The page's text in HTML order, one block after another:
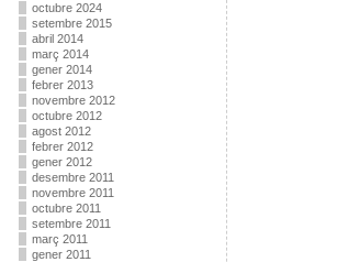
octubre 2024
setembre 2015
abril 2014
març 2014
gener 2014
febrer 2013
novembre 2012
octubre 2012
agost 2012
febrer 2012
gener 2012
desembre 2011
novembre 2011
octubre 2011
setembre 2011
març 2011
gener 2011